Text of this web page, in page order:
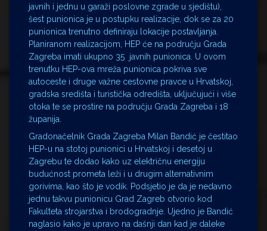
javnih i jednu u garaži poslovne zgrade u sjedištu),
šest punionica je u postupku realizacije, dok se za 20
punionica trenutno definiraju lokacije postavljanja.
Planiranom realizacijom, HEP će na području Grada
Zagreba imati ukupno 35 javnih punionica. U ovom
trenutku HEP-ova mreža punionica pokriva sve
autoceste i druge važne cestovne pravce u Hrvatskoj,
gradska središta i turistička odredišta, uključujući i više
otoka te se prostire na području Grada Zagreba i 18
županija.
Gradonačelnik Grada Zagreba Milan Bandić je čestitao
HEP-u na stotoj punionici u Hrvatskoj i desetoj u
Zagrebu te dodao kako uz električnu energiju
budućnost prometa leži i u drugim alternativnim
gorivima, kao što je vodik. Podsjetio je da je nedavno
jednu takvu punionicu Grad Zagreb otvorio kod
Fakulteta strojarstva i brodogradnje. Ujedno je Bandić
naglasio kako je upravo na dašnji dan kad je daleke